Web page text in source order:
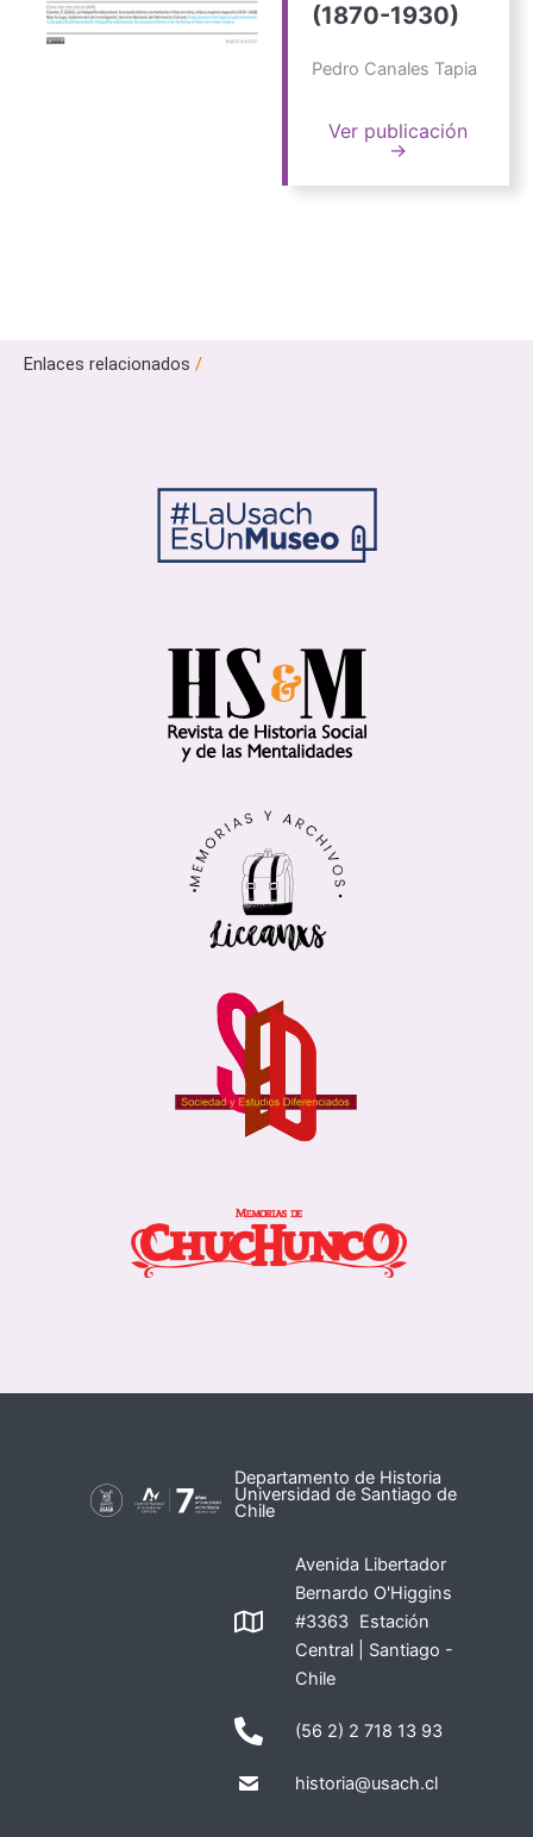
(1870-1930)
Pedro Canales Tapia
Ver publicación
→
Enlaces relacionados /
Departamento de Historia
Universidad de Santiago de
Chile
Avenida Libertador
Bernardo O'Higgins
#3363 Estación
Central | Santiago -
Chile
(56 2) 2 718 13 93
historia@usach.cl